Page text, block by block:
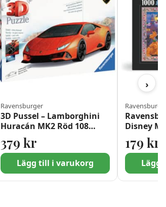
Ravensburger
3D Pussel – Lamborghini
Huracán MK2 Röd 108
379 kr
Lägg till i varukorg
Disney
1000 bitar
179 kr
Lägg
›